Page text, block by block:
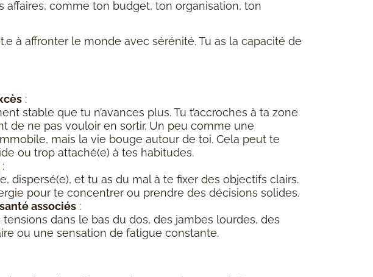
comme ton budget, ton organisation, ton
à affronter le monde avec sérénité. Tu as la capacité de
:
stable que tu n’avances plus. Tu t’accroches à ta zone
de ne pas vouloir en sortir. Un peu comme une
mais la vie bouge autour de toi. Cela peut te
ou trop attaché(e) à tes habitudes.
:
dispersé(e), et tu as du mal à te fixer des objectifs clairs.
pour te concentrer ou prendre des décisions solides.
associés :
tensions dans le bas du dos, des jambes lourdes, des
ou une sensation de fatigue constante.